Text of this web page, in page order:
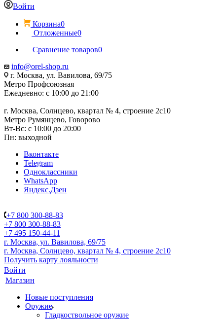
Войти
Корзина0
Отложенные0
Сравнение товаров0
info@orel-shop.ru
г. Москва, ул. Вавилова, 69/75
Метро Профсоюзная
Ежедневно: с 10:00 до 21:00
г. Москва, Солнцево, квартал № 4, строение 2с10
Метро Румянцево, Говорово
Вт-Вс: с 10:00 до 20:00
Пн: выходной
Вконтакте
Telegram
Одноклассники
WhatsApp
Яндекс.Дзен
+7 800 300-88-83
+7 800 300-88-83
+7 495 150-44-11
г. Москва, ул. Вавилова, 69/75
г. Москва, Солнцево, квартал № 4, строение 2с10
Получить карту лояльности
Войти
Магазин
Новые поступления
Оружие
Гладкоствольное оружие